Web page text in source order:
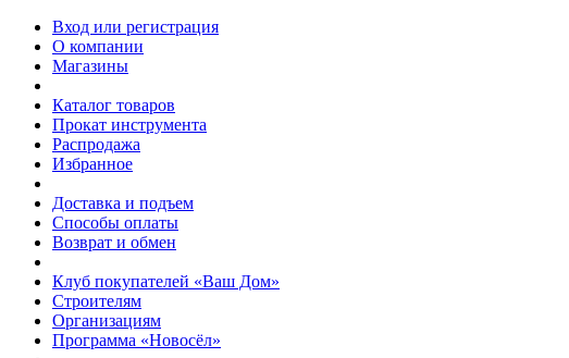
Вход или регистрация
О компании
Магазины
Каталог товаров
Прокат инструмента
Распродажа
Избранное
Доставка и подъем
Способы оплаты
Возврат и обмен
Клуб покупателей «Ваш Дом»
Строителям
Организациям
Программа «Новосёл»